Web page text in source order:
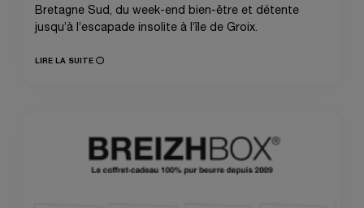
Bretagne Sud, du week-end bien-être et détente
jusqu’à l’escapade insolite à l’île de Groix.
LIRE LA SUITE